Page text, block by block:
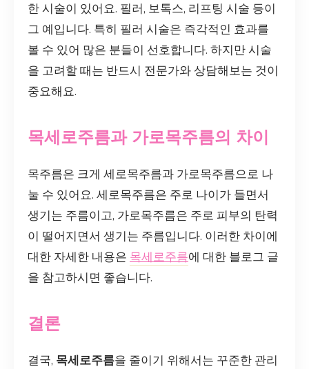
한 시술이 있어요. 필러, 보톡스, 리프팅 시술 등이
그 예입니다. 특히 필러 시술은 즉각적인 효과를
볼 수 있어 많은 분들이 선호합니다. 하지만 시술
을 고려할 때는 반드시 전문가와 상담해보는 것이
중요해요.
목세로주름과 가로목주름의 차이
목주름은 크게 세로목주름과 가로목주름으로 나
눌 수 있어요. 세로목주름은 주로 나이가 들면서
생기는 주름이고, 가로목주름은 주로 피부의 탄력
이 떨어지면서 생기는 주름입니다. 이러한 차이에
대한 자세한 내용은 목세로주름에 대한 블로그 글
을 참고하시면 좋습니다.
결론
결국, 목세로주름을 줄이기 위해서는 꾸준한 관리